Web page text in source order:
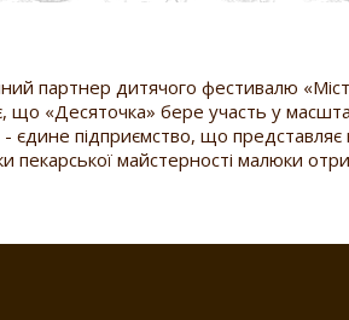
партнер дитячого фестивалю
що «Десяточка» бере участь у
підприємство, що представляє
пекарської майстерності малюки